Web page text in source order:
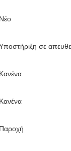
Νέο
σε
Κανένα
Κανένα
Παροχή